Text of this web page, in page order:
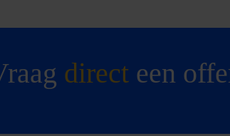
direct een